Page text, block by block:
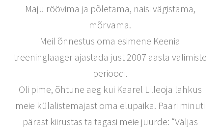
Maju röövima ja põletama, naisi vägistama,
mõrvama.
Meil õnnestus oma esimene Keenia
treeninglaager ajastada just 2007 aasta valimiste
perioodi.
Oli pime, õhtune aeg kui Kaarel Lilleoja lahkus
meie külalistemajast oma elupaika. Paari minuti
pärast kiirustas ta tagasi meie juurde: “Väljas